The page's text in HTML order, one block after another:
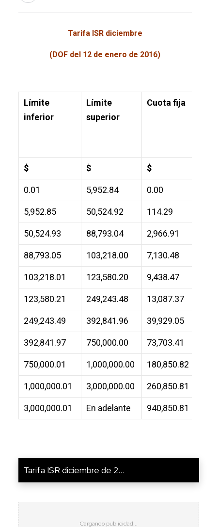
Tarifa ISR diciembre
(DOF del 12 de enero de 2016)
Límite
inferior
Límite
superior
Cuota fija
$ $ $
0.01 5,952.84 0.00
5,952.85 50,524.92 114.29
50,524.93 88,793.04 2,966.91
88,793.05 103,218.00 7,130.48
103,218.01 123,580.20 9,438.47
123,580.21 249,243.48 13,087.37
249,243.49 392,841.96 39,929.05
392,841.97 750,000.00 73,703.41
750,000.01 1,000,000.00 180,850.82
1,000,000.01 3,000,000.00 260,850.81
3,000,000.01 En adelante 940,850.81
Tarifa ISR diciembre de 2...